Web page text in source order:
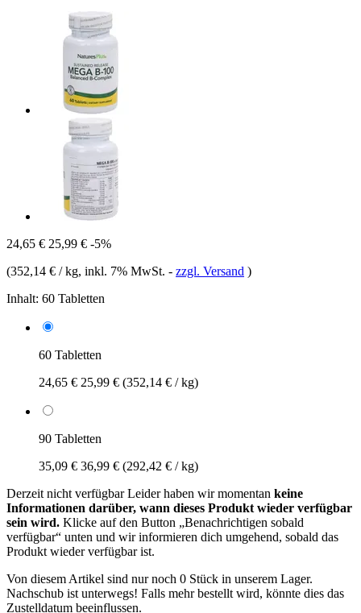
24,65 € 25,99 € -5%
(352,14 € / kg, inkl. 7% MwSt. - zzgl. Versand )
Inhalt: 60 Tabletten
60 Tabletten
24,65 € 25,99 € (352,14 € / kg)
90 Tabletten
35,09 € 36,99 € (292,42 € / kg)
Derzeit nicht verfügbarLeider haben wir momentan keine
Informationen darüber, wann dieses Produkt wieder verfügbar
sein wird. Klicke auf den Button „Benachrichtigen sobald
verfügbar“ unten und wir informieren dich umgehend, sobald das
Produkt wieder verfügbar ist.
Von diesem Artikel sind nur noch 0 Stück in unserem Lager.
Nachschub ist unterwegs! Falls mehr bestellt wird, könnte dies das
Zustelldatum beeinflussen.